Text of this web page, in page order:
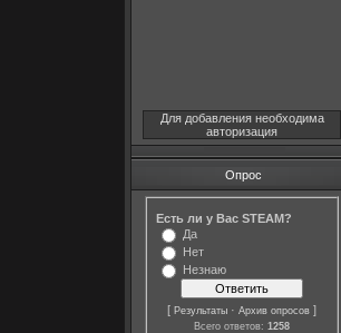
Для добавления необходима
авторизация
Опрос
Есть ли у Вас STEAM?
Да
Нет
Незнаю
[ Результаты · Архив опросов ]
Всего ответов: 1258